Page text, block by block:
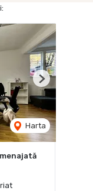
Harta
Next